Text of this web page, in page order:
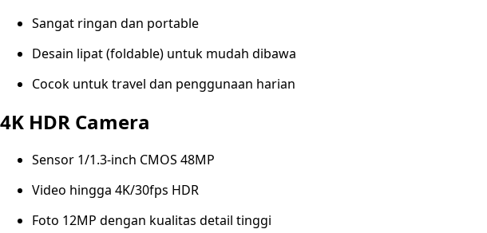
Sangat ringan dan portable
Desain lipat (foldable) untuk mudah dibawa
Cocok untuk travel dan penggunaan harian
4K HDR Camera
Sensor 1/1.3-inch CMOS 48MP
Video hingga 4K/30fps HDR
Foto 12MP dengan kualitas detail tinggi